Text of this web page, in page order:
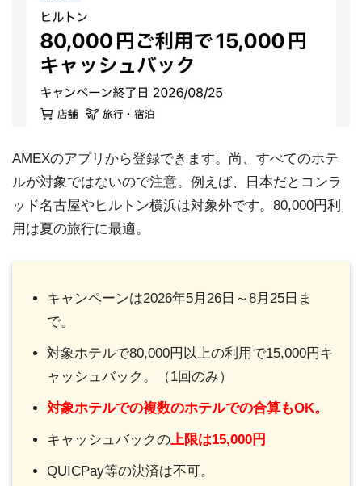
AMEXのアプリから登録できます。尚、すべてのホテ
ルが対象ではないので注意。例えば、日本だとコンラ
ッド名古屋やヒルトン横浜は対象外です。80,000円利
用は夏の旅行に最適。
キャンペーンは2026年5月26日～8月25日ま
で。
対象ホテルで80,000円以上の利用で15,000円キ
ャッシュバック。（1回のみ）
対象ホテルでの複数のホテルでの合算もOK。
キャッシュバックの上限は15,000円
QUICPay等の決済は不可。